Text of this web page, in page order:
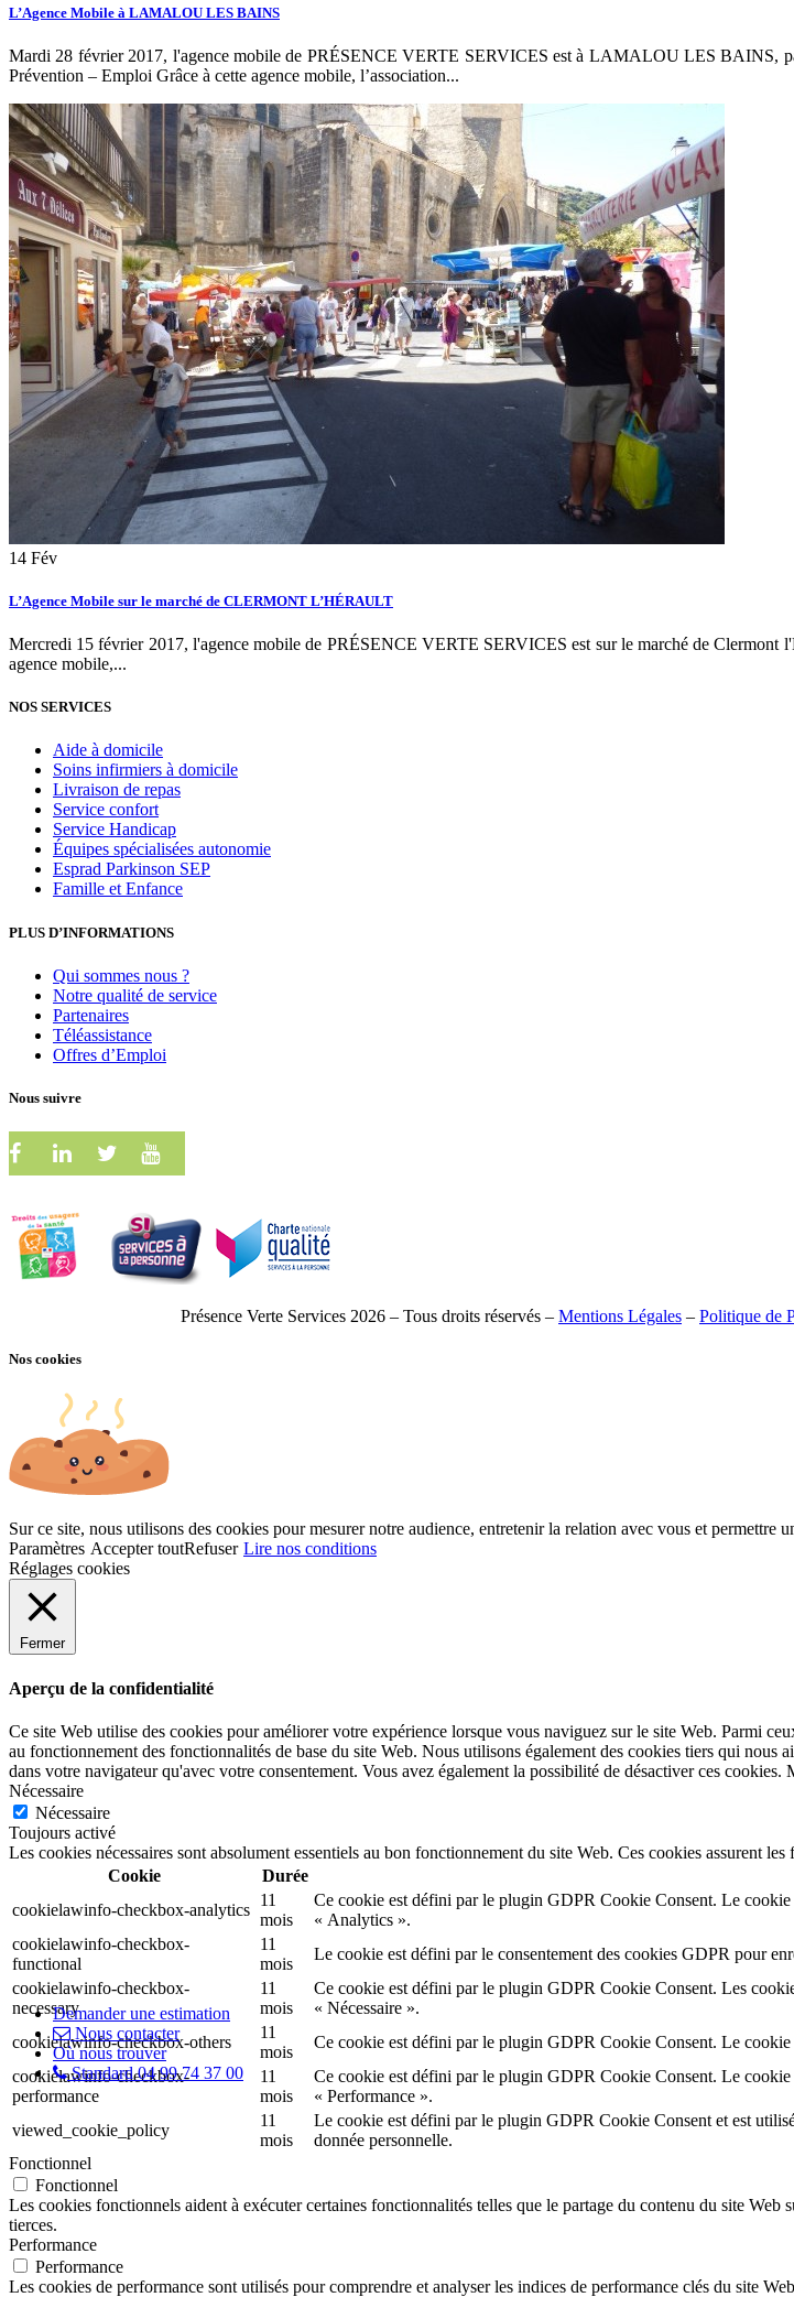
L’Agence Mobile à LAMALOU LES BAINS
Mardi 28 février 2017, l'agence mobile de PRÉSENCE VERTE SERVICES est à LAMALOU
Prévention – Emploi Grâce à cette agence mobile, l’association...
14 Fév
L’Agence Mobile sur le marché de CLERMONT L’HÉRAULT
Mercredi 15 février 2017, l'agence mobile de PRÉSENCE VERTE SERVICES est sur le marché de
agence mobile,...
NOS SERVICES
Aide à domicile
Soins infirmiers à domicile
Livraison de repas
Service confort
Service Handicap
Équipes spécialisées autonomie
Esprad Parkinson SEP
Famille et Enfance
PLUS D’INFORMATIONS
Qui sommes nous ?
Notre qualité de service
Partenaires
Téléassistance
Offres d’Emploi
Nous suivre
Présence Verte Services 2026 – Tous droits réservés – Mentions Légales – Politique de
Nos cookies
Sur ce site, nous utilisons des cookies pour mesurer notre audience, entretenir la relation avec vous et
Paramètres Accepter toutRefuser Lire nos conditions
Réglages cookies
Fermer
Aperçu de la confidentialité
Ce site Web utilise des cookies pour améliorer votre expérience lorsque vous naviguez sur le site Web. Parmi
au fonctionnement des fonctionnalités de base du site Web. Nous utilisons également des cookies tiers qui
dans votre navigateur qu'avec votre consentement. Vous avez également la possibilité de désactiver ces
Nécessaire
Nécessaire
Toujours activé
Les cookies nécessaires sont absolument essentiels au bon fonctionnement du site Web. Ces cookies assurent
Cookie
Durée
cookielawinfo-checkbox-analytics
11
mois
Ce cookie est défini par le plugin GDPR Cookie Consent. Le
« Analytics ».
cookielawinfo-checkbox-
functional
11
mois
Le cookie est défini par le consentement des cookies GDPR pour
cookielawinfo-checkbox-
necessary
11
mois
Ce cookie est défini par le plugin GDPR Cookie Consent. Les
« Nécessaire ».
cookielawinfo-checkbox-others
11
mois
Ce cookie est défini par le plugin GDPR Cookie Consent. Le
cookielawinfo-checkbox-
performance
11
mois
Ce cookie est défini par le plugin GDPR Cookie Consent. Le
« Performance ».
viewed_cookie_policy
11
mois
Le cookie est défini par le plugin GDPR Cookie Consent et est
donnée personnelle.
Fonctionnel
Fonctionnel
Les cookies fonctionnels aident à exécuter certaines fonctionnalités telles que le partage du contenu du site
tierces.
Performance
Performance
Les cookies de performance sont utilisés pour comprendre et analyser les indices de performance clés du site
Demander une estimation
Nous contacter
Où nous trouver
Standard 04 99 74 37 00